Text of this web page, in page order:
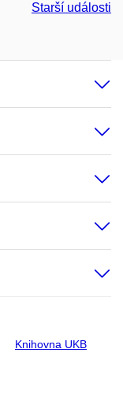
Starší události
Knihovna UKB